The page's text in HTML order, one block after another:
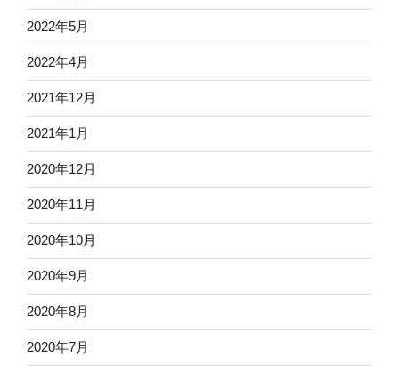
2022年5月
2022年4月
2021年12月
2021年1月
2020年12月
2020年11月
2020年10月
2020年9月
2020年8月
2020年7月